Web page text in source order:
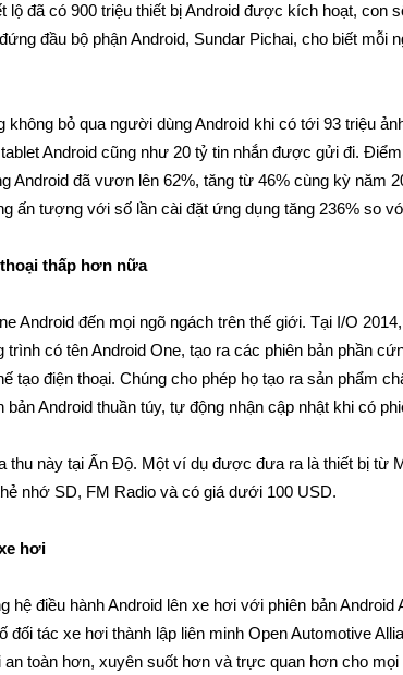
lộ đã có 900 triệu thiết bị Android được kích hoạt, con
đầu bộ phận Android, Sundar Pichai, cho biết mỗi
bỏ qua người dùng Android khi có tới 93 triệu
Android cũng như 20 tỷ tin nhắn được gửi đi.
Android đã vươn lên 62%, tăng từ 46% cùng kỳ năm
ấn tượng với số lần cài đặt ứng dụng tăng 236% so
thấp hơn nữa
Android đến mọi ngõ ngách trên thế giới. Tại I/O
có tên Android One, tạo ra các phiên bản phần
tạo điện thoại. Chúng cho phép họ tạo ra sản phẩm
bản Android thuần túy, tự động nhận cập nhật khi có
thu này tại Ấn Độ. Một ví dụ được đưa ra là thiết bị từ
nhớ SD, FM Radio và có giá dưới 100 USD.
hơi
hệ điều hành Android lên xe hơi với phiên bản Android
đối tác xe hơi thành lập liên minh Open Automotive
an toàn hơn, xuyên suốt hơn và trực quan hơn cho mọi